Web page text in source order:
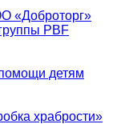
«Доброторг»
PBF
детям
храбрости»